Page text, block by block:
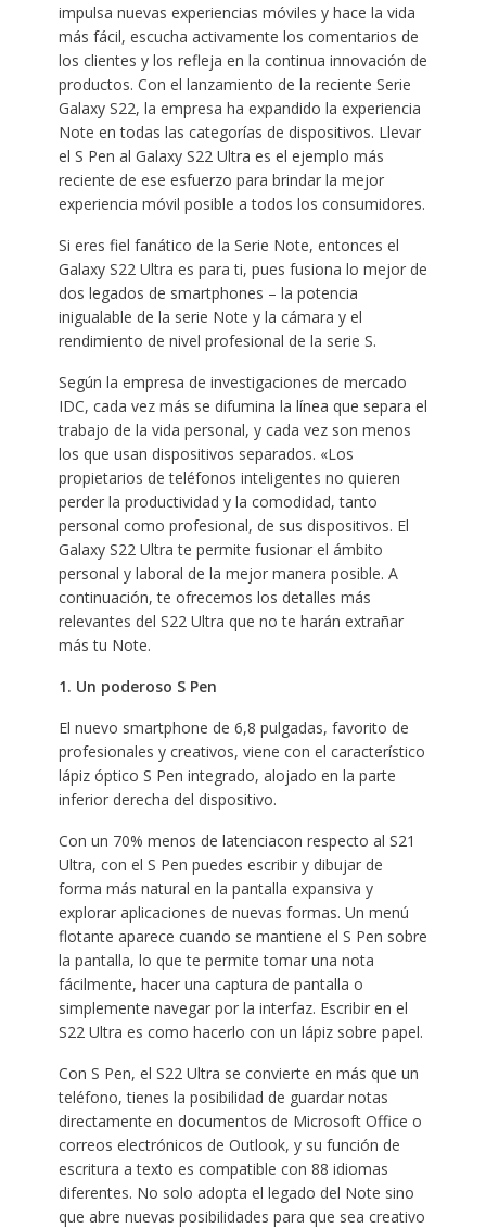
impulsa nuevas experiencias móviles y hace la vida
más fácil, escucha activamente los comentarios de
los clientes y los refleja en la continua innovación de
productos. Con el lanzamiento de la reciente Serie
Galaxy S22, la empresa ha expandido la experiencia
Note en todas las categorías de dispositivos. Llevar
el S Pen al Galaxy S22 Ultra es el ejemplo más
reciente de ese esfuerzo para brindar la mejor
experiencia móvil posible a todos los consumidores.
Si eres fiel fanático de la Serie Note, entonces el
Galaxy S22 Ultra es para ti, pues fusiona lo mejor de
dos legados de smartphones – la potencia
inigualable de la serie Note y la cámara y el
rendimiento de nivel profesional de la serie S.
Según la empresa de investigaciones de mercado
IDC, cada vez más se difumina la línea que separa el
trabajo de la vida personal, y cada vez son menos
los que usan dispositivos separados. «Los
propietarios de teléfonos inteligentes no quieren
perder la productividad y la comodidad, tanto
personal como profesional, de sus dispositivos. El
Galaxy S22 Ultra te permite fusionar el ámbito
personal y laboral de la mejor manera posible. A
continuación, te ofrecemos los detalles más
relevantes del S22 Ultra que no te harán extrañar
más tu Note.
1. Un poderoso S Pen
El nuevo smartphone de 6,8 pulgadas, favorito de
profesionales y creativos, viene con el característico
lápiz óptico S Pen integrado, alojado en la parte
inferior derecha del dispositivo.
Con un 70% menos de latenciacon respecto al S21
Ultra, con el S Pen puedes escribir y dibujar de
forma más natural en la pantalla expansiva y
explorar aplicaciones de nuevas formas. Un menú
flotante aparece cuando se mantiene el S Pen sobre
la pantalla, lo que te permite tomar una nota
fácilmente, hacer una captura de pantalla o
simplemente navegar por la interfaz. Escribir en el
S22 Ultra es como hacerlo con un lápiz sobre papel.
Con S Pen, el S22 Ultra se convierte en más que un
teléfono, tienes la posibilidad de guardar notas
directamente en documentos de Microsoft Office o
correos electrónicos de Outlook, y su función de
escritura a texto es compatible con 88 idiomas
diferentes. No solo adopta el legado del Note sino
que abre nuevas posibilidades para que sea creativo